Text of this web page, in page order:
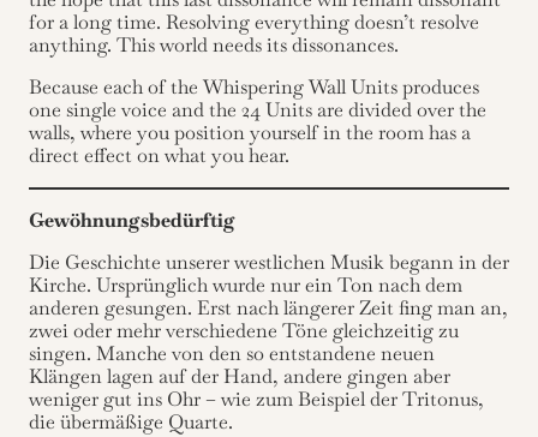
for a long time. Resolving everything doesn’t resolve
anything. This world needs its dissonances.
Because each of the Whispering Wall Units produces
one single voice and the 24 Units are divided over the
walls, where you position yourself in the room has a
direct effect on what you hear.
Gewöhnungsbedürftig
Die Geschichte unserer westlichen Musik begann in der
Kirche. Ursprünglich wurde nur ein Ton nach dem
anderen gesungen. Erst nach längerer Zeit fing man an,
zwei oder mehr verschiedene Töne gleichzeitig zu
singen. Manche von den so entstandene neuen
Klängen lagen auf der Hand, andere gingen aber
weniger gut ins Ohr – wie zum Beispiel der Tritonus,
die übermäßige Quarte.